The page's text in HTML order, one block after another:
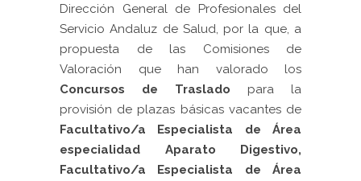
Dirección General de Profesionales del
Servicio Andaluz de Salud, por la que, a
propuesta de las Comisiones de
Valoración que han valorado los
Concursos de Traslado para la
provisión de plazas básicas vacantes de
Facultativo/a Especialista de Área
especialidad Aparato Digestivo,
Facultativo/a Especialista de Área